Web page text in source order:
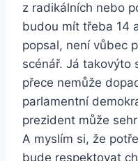
z radikálních nebo
budou mít třeba 14
popsal, není vůbec
scénář. Já takovýto
přece nemůže
parlamentní
prezident může
A myslím si, že
bude respektovat